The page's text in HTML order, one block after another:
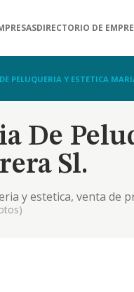
DIRECTORIO DE
PELUQUERIA Y ESTETICA
De
Sl.
y estetica, venta de